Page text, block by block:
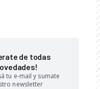
de todas
tu e-mail y sumate
newsletter